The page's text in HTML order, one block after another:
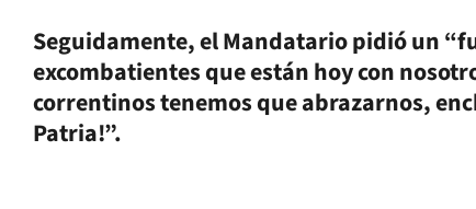
Seguidamente, el Mandatario pidió un
excombatientes que están hoy con
correntinos tenemos que abrazarnos,
Patria!”.